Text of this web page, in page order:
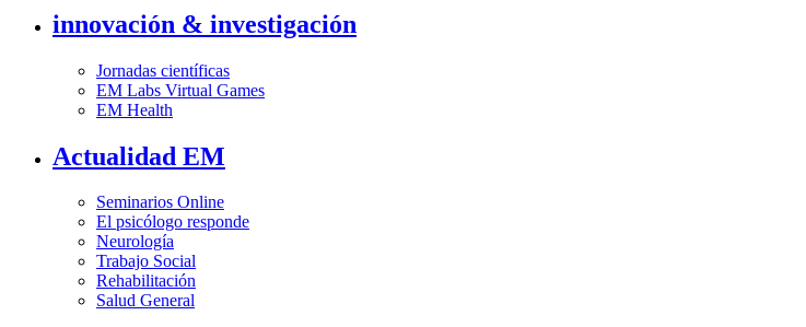
innovación & investigación
Jornadas científicas
EM Labs Virtual Games
EM Health
Actualidad EM
Seminarios Online
El psicólogo responde
Neurología
Trabajo Social
Rehabilitación
Salud General